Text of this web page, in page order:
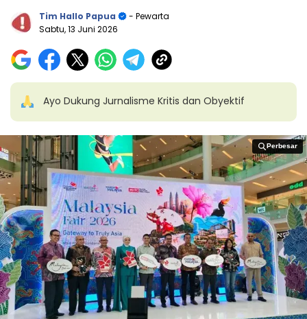
Tim Hallo Papua
- Pewarta
Sabtu, 13 Juni 2026
Ayo Dukung Jurnalisme Kritis dan Obyektif
Perbesar
Perbesar